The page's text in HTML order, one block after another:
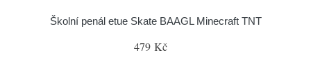
Školní penál etue Skate BAAGL Minecraft TNT
479 Kč